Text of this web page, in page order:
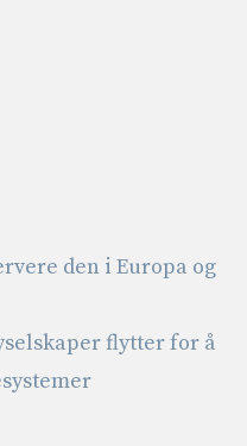
den i Europa og
flytter for å